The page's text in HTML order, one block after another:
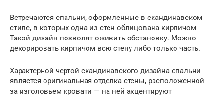
Встречаются спальни, оформленные в скандинавском
стиле, в которых одна из стен облицована кирпичом.
Такой дизайн позволят оживить обстановку. Можно
декорировать кирпичом всю стену либо только часть.
Характерной чертой скандинавского дизайна спальни
является оригинальная отделка стены, расположенной
за изголовьем кровати — на ней акцентируют